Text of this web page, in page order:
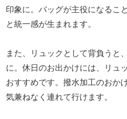
印象に。バッグが主役になるこ
と統一感が生まれます。
また、 リュックとして背負う と
に。休日のお出かけには、リュ
おすすめです。撥水加工のおか
気兼ねなく連れて行けます。